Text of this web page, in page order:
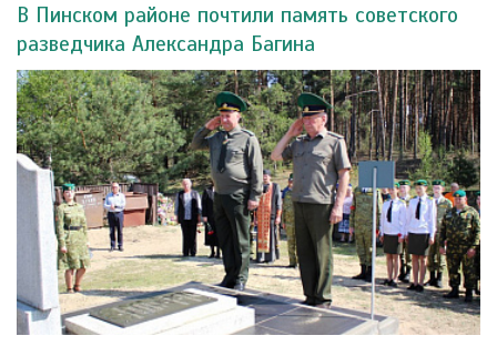
В Пинском районе почтили память советского
разведчика Александра Багина